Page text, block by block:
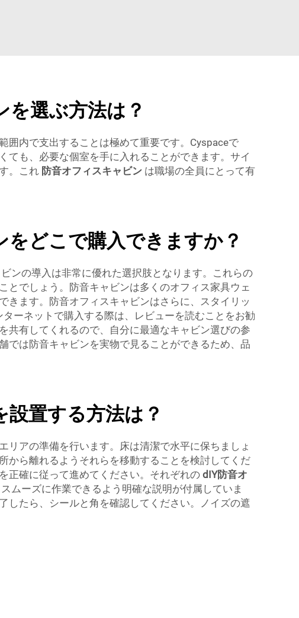
選ぶ方法は？
囲内で支出することは極めて重要です。Cyspaceで
ても、必要な個室を手に入れることができます。サイ
。これ 防音オフィスキャビン は職場の全員にとって有
どこで購入できますか？
ンの導入は非常に優れた選択肢となります。これらの
とでしょう。防音キャビンは多くのオフィス家具ウェ
きます。防音オフィスキャビンはさらに、スタイリッ
ーネットで購入する際は、レビューを読むことをお勧
共有してくれるので、自分に最適なキャビン選びの参
では防音キャビンを実物で見ることができるため、品
置する方法は？
アの準備を行います。床は清潔で水平に保ちましょ
から離れるようそれらを移動することを検討してくだ
正確に従って進めてください。それぞれの dIY防音オ
ムーズに作業できるよう明確な説明が付属していま
したら、シールと角を確認してください。ノイズの遮